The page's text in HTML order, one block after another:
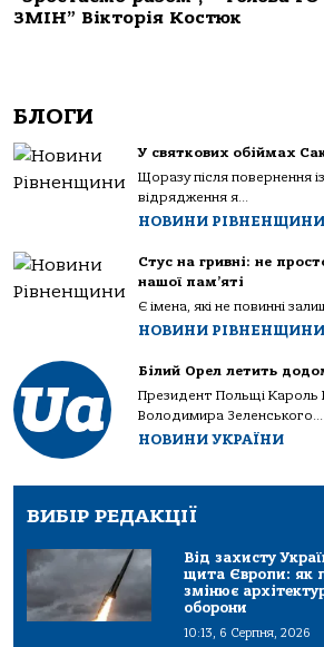
ЗМІН” Вікторія Костюк
БЛОГИ
У святкових обіймах
Щоразу після повернення
відрядження я...
НОВИНИ РІВНЕНЩИНИ
Стус на гривні: не
нашої пам’яті
Є імена, які не повинні
НОВИНИ РІВНЕНЩИНИ
Білий Орел летить
Президент Польщі Кароль
Володимира Зеленського...
НОВИНИ УКРАЇНИ
ВИБІР РЕДАКЦІЇ
Від захисту
щита Європи: як
змінює
оборони
10:13, 6 Серпня, 2026